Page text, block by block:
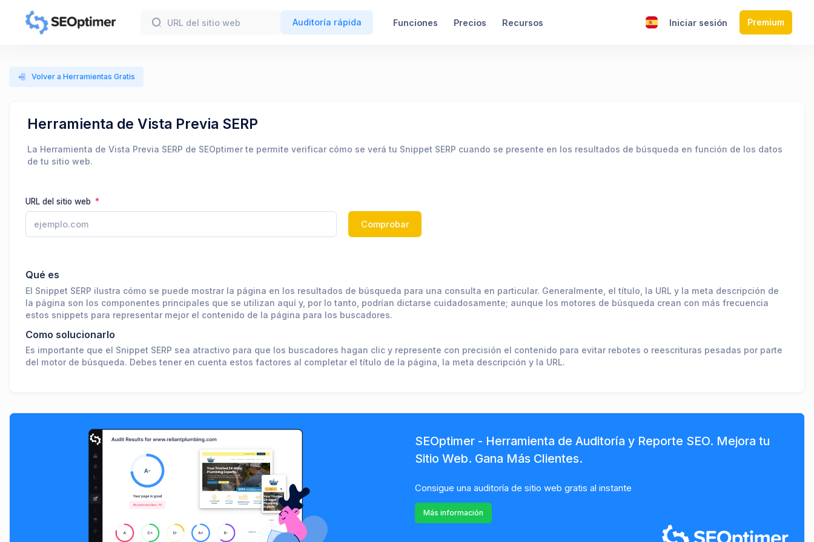
Auditoría rápida Funciones Precios Recursos Iniciar sesión Premium
Volver a Herramientas Gratis
Herramienta de Vista Previa SERP
La Herramienta de Vista Previa SERP de SEOptimer te permite verificar cómo se verá tu Snippet SERP cuando se presente en los resultados de búsqueda en función de los datos
de tu sitio web.
URL del sitio web
Comprobar
Qué es
El Snippet SERP ilustra cómo se puede mostrar la página en los resultados de búsqueda para una consulta en particular. Generalmente, el título, la URL y la meta descripción de
la página son los componentes principales que se utilizan aquí y, por lo tanto, podrían dictarse cuidadosamente; aunque los motores de búsqueda crean con más frecuencia
estos snippets para representar mejor el contenido de la página para los buscadores.
Como solucionarlo
Es importante que el Snippet SERP sea atractivo para que los buscadores hagan clic y represente con precisión el contenido para evitar rebotes o reescrituras pesadas por parte
del motor de búsqueda. Debes tener en cuenta estos factores al completar el título de la página, la meta descripción y la URL.
SEOptimer - Herramienta de Auditoría y Reporte SEO. Mejora tu
Sitio Web. Gana Más Clientes.
Consigue una auditoría de sitio web gratis al instante
Más información